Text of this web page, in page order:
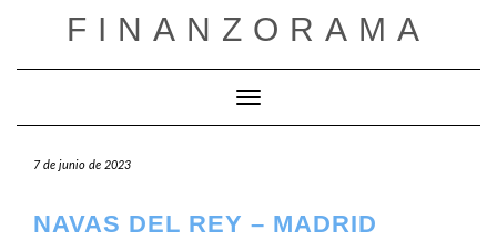
FINANZORAMA
Cambiar modo de navegación
7 de junio de 2023
NAVAS DEL REY – MADRID